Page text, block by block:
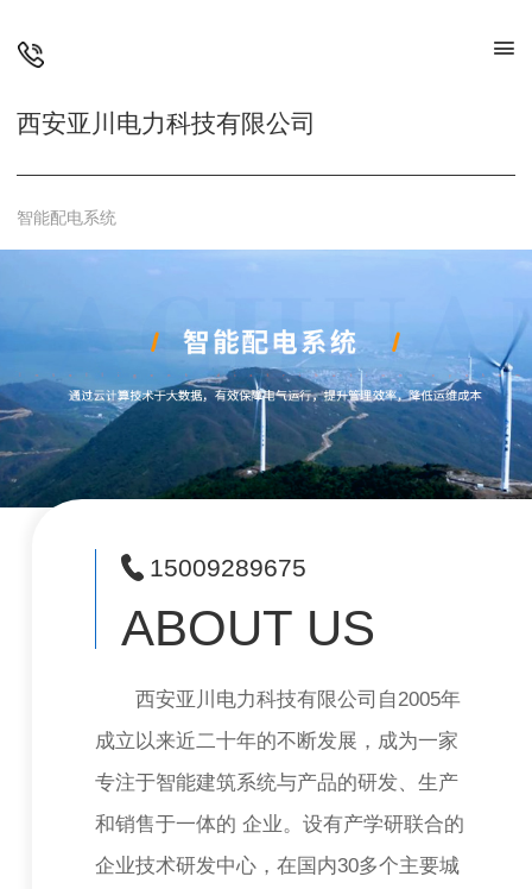
西安亚川电力科技有限公司
智能配电系统
15009289675
ABOUT US
西安亚川电力科技有限公司自2005年
成立以来近二十年的不断发展，成为一家
专注于智能建筑系统与产品的研发、生产
和销售于一体的 企业。设有产学研联合的
企业技术研发中心，在国内30多个主要城